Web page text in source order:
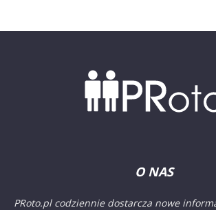
O NAS
PRoto.pl codziennie dostarcza nowe